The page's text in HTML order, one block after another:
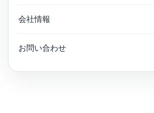
会社情報
お問い合わせ